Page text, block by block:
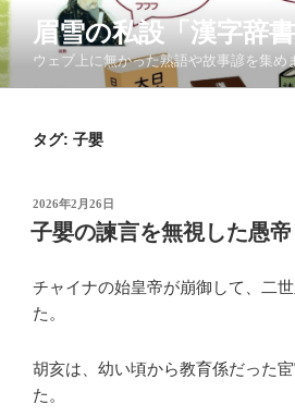
コ
ン
テ
ン
眉雪の私設「漢字辞書
ウェブ上に無かった熟語や故事諺を集め
タグ: 子嬰
投
稿
日:
2026年2月26日
子嬰の諫言を無視した愚
チャイナの始皇帝が崩御して、二世
た。
胡亥は、幼い頃から教育係だった宦
た。